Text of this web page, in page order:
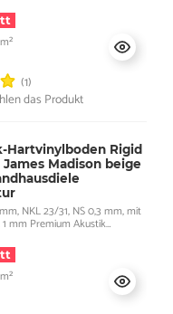
(1)
das Produkt
Hartvinylboden Rigid
James Madison beige
NKL 23/31, NS 0,3 mm, mit
1 mm Premium Akustik